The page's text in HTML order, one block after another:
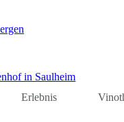
Erlebnis